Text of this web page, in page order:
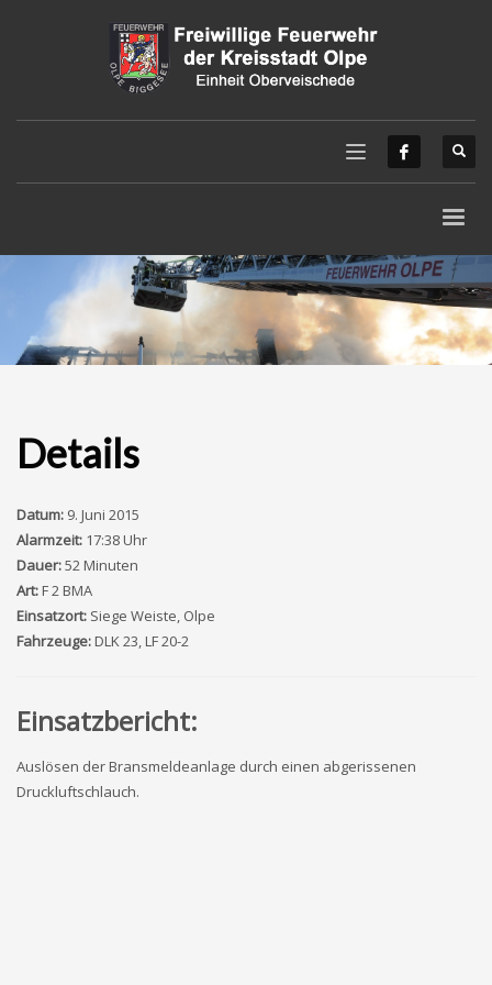
Details
Datum: 9. Juni 2015
Alarmzeit: 17:38 Uhr
Dauer:52 Minuten
Art:F 2 BMA
Einsatzort: Siege Weiste, Olpe
Fahrzeuge:DLK 23, LF 20-2
Einsatzbericht:
Auslösen der Bransmeldeanlage durch einen abgerissenen
Druckluftschlauch.